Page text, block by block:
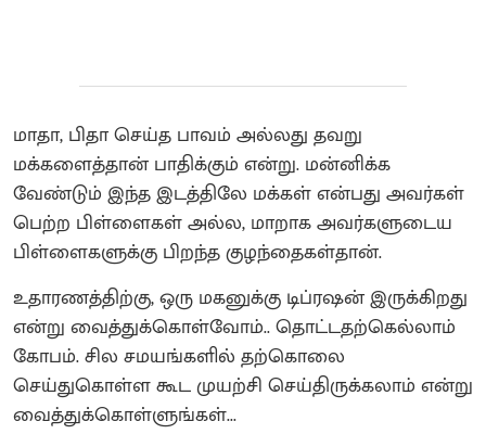
மாதா, பிதா செய்த பாவம் அல்லது தவறு
மக்களைத்தான் பாதிக்கும் என்று. மன்னிக்க
வேண்டும் இந்த இடத்திலே மக்கள் என்பது அவர்கள்
பெற்ற பிள்ளைகள் அல்ல, மாறாக அவர்களுடைய
பிள்ளைகளுக்கு பிறந்த குழந்தைகள்தான்.
உதாரணத்திற்கு, ஒரு மகனுக்கு டிப்ரஷன் இருக்கிறது
என்று வைத்துக்கொள்வோம்.. தொட்டதற்கெல்லாம்
கோபம். சில சமயங்களில் தற்கொலை
செய்துகொள்ள கூட முயற்சி செய்திருக்கலாம் என்று
வைத்துக்கொள்ளுங்கள்...